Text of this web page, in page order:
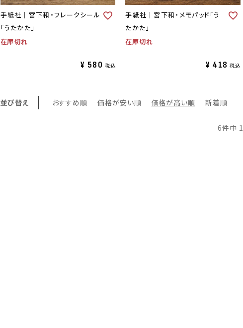
手紙社｜宮下和・フレークシール
「うたかた」
在庫切れ
¥ 580 税込
手紙社｜宮下和・メモパッド「う
たかた」
在庫切れ
¥ 418 税込
並び替え おすすめ順 価格が安い順 価格が高い順 新着順
6件中 1